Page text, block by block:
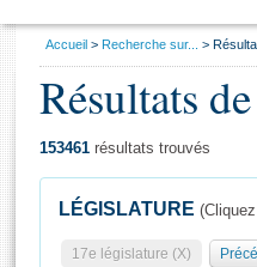
Général
Vous
Accueil Recherche sur...
Résultats
153461 résultats trouvés
LÉGISLATURE
17e législature (X)